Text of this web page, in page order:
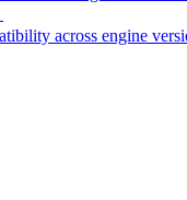
across engine